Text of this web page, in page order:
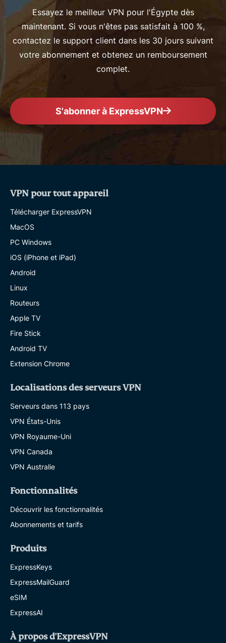
Essayez le meilleur VPN pour l'Égypte dès
maintenant. Si vous n'êtes pas satisfait à 100 %,
contactez le support client dans les 30 jours suivant
votre abonnement et obtenez un remboursement
complet.
S'abonner à ExpressVPN
VPN pour tout appareil
Télécharger ExpressVPN
MacOS
PC Windows
iOS (iPhone et iPad)
Android
Linux
Routeurs
Apple TV
Fire Stick
Android TV
Extension Chrome
Localisations des serveurs VPN
Serveurs dans 113 pays
VPN États-Unis
VPN Royaume-Uni
VPN Canada
VPN Australie
Fonctionnalités
Découvrir les fonctionnalités
Abonnements et tarifs
Produits
ExpressKeys
ExpressMailGuard
eSIM
ExpressAI
À propos d'ExpressVPN